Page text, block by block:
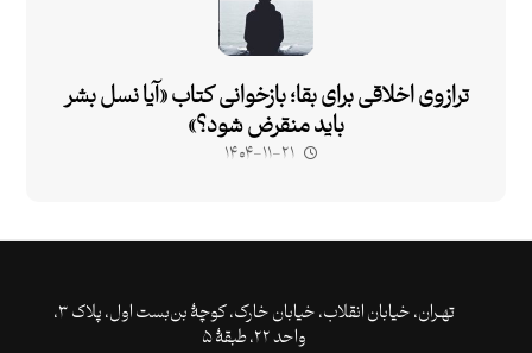
ترازوی اخلاقی برای بقا؛ بازخوانی کتاب «آیا نسل بشر
باید منقرض شود؟»
۱۴۰۴-۱۱-۲۱
تهـران،‌ خیابان انقلاب، خیابان خارک، کوچۀ بن‌بست اول، پلاک ۳،
واحد ۲۲، طبقۀ ۵